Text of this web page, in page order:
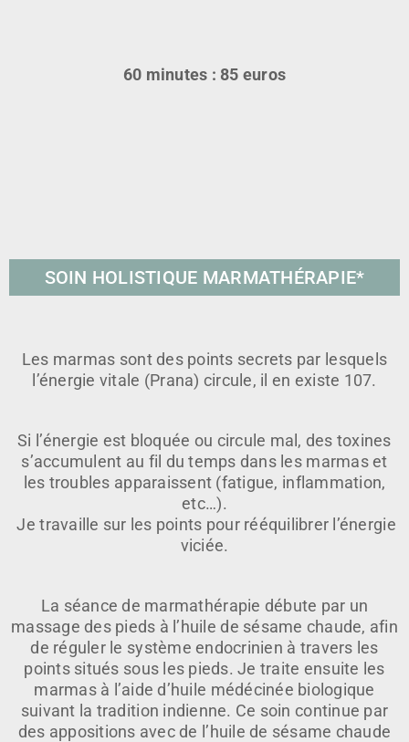
60 minutes : 85 euros
SOIN HOLISTIQUE MARMATHÉRAPIE*
Les marmas sont des points secrets par lesquels
l’énergie vitale (Prana) circule, il en existe 107.
Si l’énergie est bloquée ou circule mal, des toxines
s’accumulent au fil du temps dans les marmas et
les troubles apparaissent (fatigue, inflammation,
etc…).
Je travaille sur les points pour rééquilibrer l’énergie
viciée.
La séance de marmathérapie débute par un
massage des pieds à l’huile de sésame chaude, afin
de réguler le système endocrinien à travers les
points situés sous les pieds. Je traite ensuite les
marmas à l’aide d’huile médécinée biologique
suivant la tradition indienne. Ce soin continue par
des appositions avec de l’huile de sésame chaude